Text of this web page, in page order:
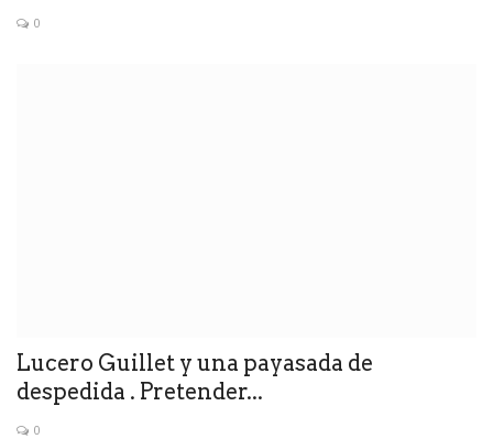
0
Lucero Guillet y una payasada de
despedida . Pretender...
0